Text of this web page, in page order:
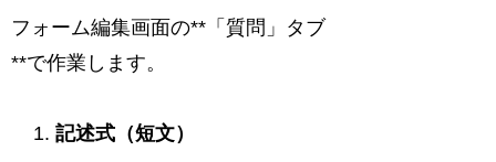
フォーム編集画面の**「質問」タブ
**で作業します。
記述式（短文）